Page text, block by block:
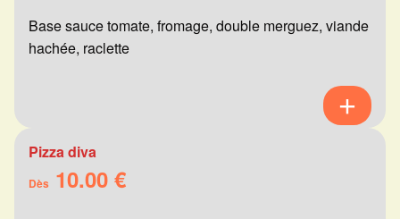
Base sauce tomate, fromage, double merguez, viande
hachée, raclette
Pizza diva
Dès 10.00 €